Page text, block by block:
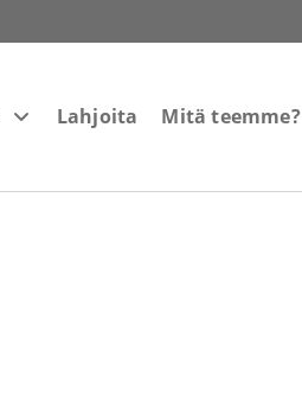
Lahjoita Mitä teemme?